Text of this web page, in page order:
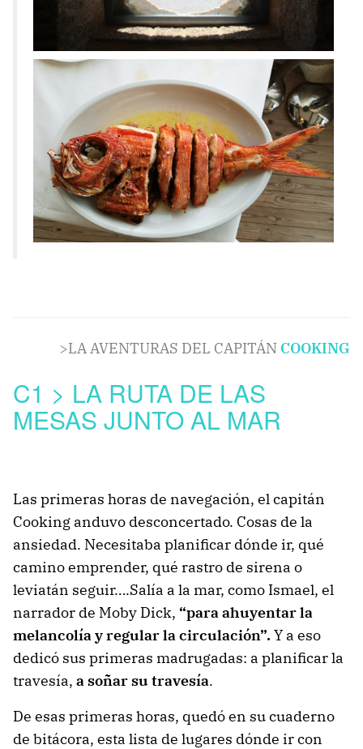
>LA AVENTURAS DEL CAPITÁN COOKING
C1 > LA RUTA DE LAS
MESAS JUNTO AL MAR
Las primeras horas de navegación, el capitán
Cooking anduvo desconcertado. Cosas de la
ansiedad. Necesitaba planificar dónde ir, qué
camino emprender, qué rastro de sirena o
leviatán seguir….Salía a la mar, como Ismael, el
narrador de Moby Dick, “para ahuyentar la
melancolía y regular la circulación”. Y a eso
dedicó sus primeras madrugadas: a planificar la
travesía, a soñar su travesía.
De esas primeras horas, quedó en su cuaderno
de bitácora, esta lista de lugares dónde ir con